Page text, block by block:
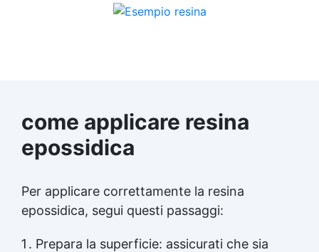
come applicare resina
epossidica
Per applicare correttamente la resina
epossidica, segui questi passaggi:
Prepara la superficie: assicurati che sia